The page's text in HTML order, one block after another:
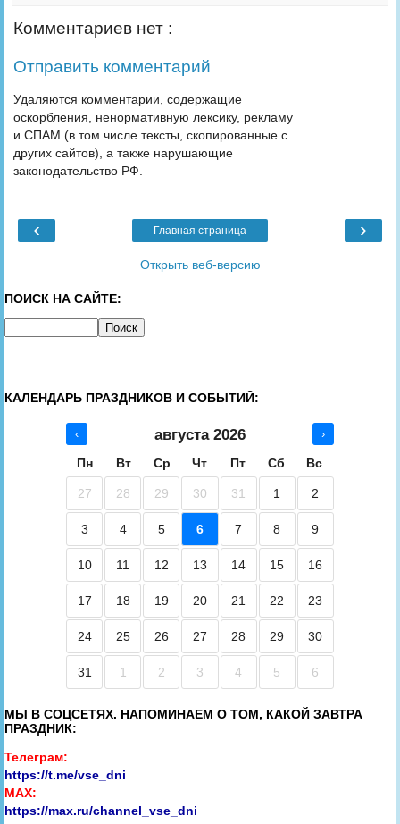
Комментариев нет :
Отправить комментарий
Удаляются комментарии, содержащие
оскорбления, ненормативную лексику, рекламу
и СПАМ (в том числе тексты, скопированные с
других сайтов), а также нарушающие
законодательство РФ.
‹ ›
Главная страница
Открыть веб-версию
ПОИСК НА САЙТЕ:
КАЛЕНДАРЬ ПРАЗДНИКОВ И СОБЫТИЙ:
‹ августа 2026 ›
Пн Вт Ср Чт Пт Сб Вс
27 28 29 30 31 1 2
3 4 5 6 7 8 9
10 11 12 13 14 15 16
17 18 19 20 21 22 23
24 25 26 27 28 29 30
31 1 2 3 4 5 6
МЫ В СОЦСЕТЯХ. НАПОМИНАЕМ О ТОМ, КАКОЙ ЗАВТРА
ПРАЗДНИК:
Телеграм:
https://t.me/vse_dni
MAX:
https://max.ru/channel_vse_dni